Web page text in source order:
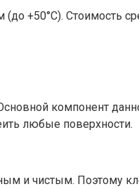
+50°С). Стоимость
компонент
любые поверхности.
и чистым. Поэтому